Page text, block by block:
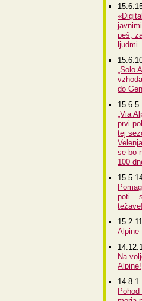
peš,
ljudmi
„Solo
do
15.6.5
„Via
prvi
tej
se bo
100
poti –
težave!
15.2.11
Alpine
Na
Alpine!
14.8.1